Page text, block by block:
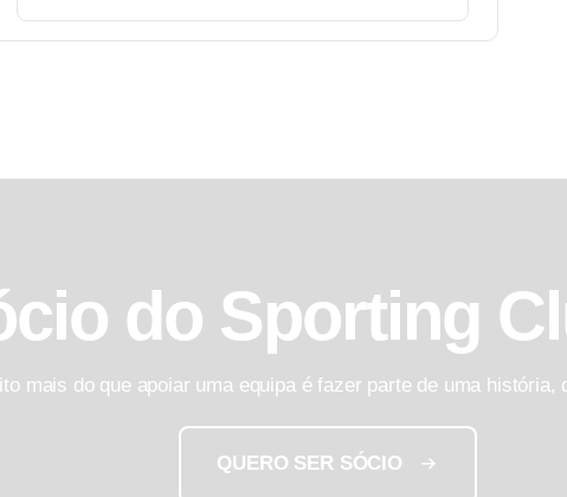
do Sporting
mais do que apoiar uma equipa é fazer parte de uma
QUERO SER SÓCIO